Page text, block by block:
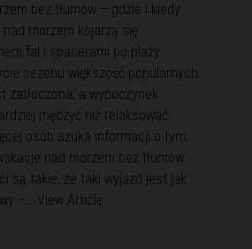
bez tłumów – gdzie i kiedy
morzem kojarzą się
fal i spacerami po plaży.
sezonu większość popularnych
zatłoczona, a wypoczynek
męczyć niż relaksować.
osób szuka informacji o tym,
nad morzem bez tłumów.
są takie, że taki wyjazd jest jak
–… View Article